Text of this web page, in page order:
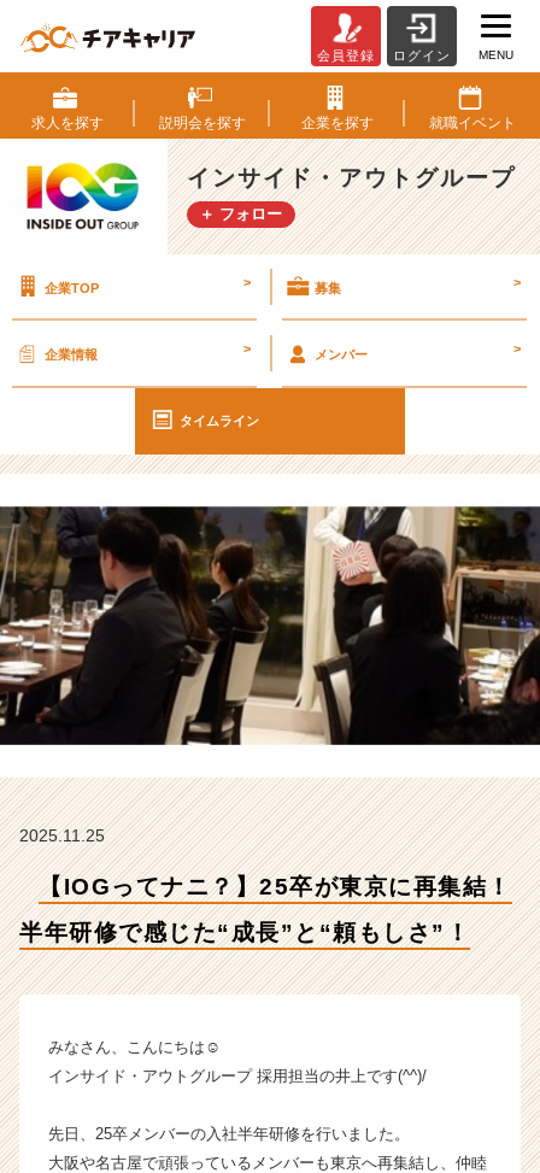
O
G
っ
て
ナ
ニ？】
が
に
再
結！
年
研
修
で
感
じ
た“成
長”と“頼
も
し
さ”！
イ
ド・
ア
ウ
ー
プ
タ
イ
会員登録 ログイン MENU
求人を探す 説明会を探す 企業を探す 就職イベント
インサイド・アウトグループ
＋ フォロー
企業TOP > 募集 >
企業情報 > メンバー >
タイムライン
2025.11.25
【IOGってナニ？】25卒が東京に再集結！
半年研修で感じた“成長”と“頼もしさ”！
みなさん、こんにちは☺
インサイド・アウトグループ 採用担当の井上です(^^)/
先日、25卒メンバーの入社半年研修を行いました。
大阪や名古屋で頑張っているメンバーも東京へ再集結し、仲睦